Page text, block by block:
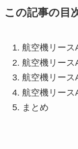
この記事の目
航空機リース
航空機リース
航空機リース
航空機リース
まとめ